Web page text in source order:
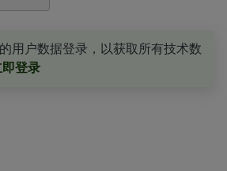
用户数据登录，以获取所有技术数
即登录